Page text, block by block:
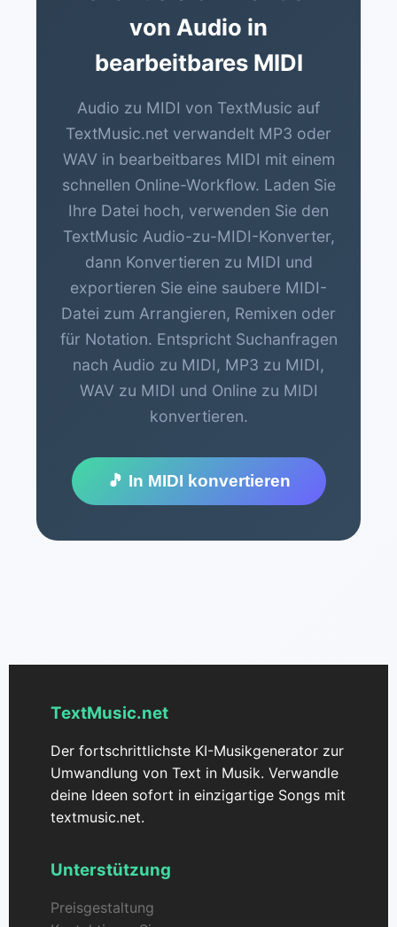
von Audio in
bearbeitbares MIDI
Audio zu MIDI von TextMusic auf
TextMusic.net verwandelt MP3 oder
WAV in bearbeitbares MIDI mit einem
schnellen Online-Workflow. Laden Sie
Ihre Datei hoch, verwenden Sie den
TextMusic Audio-zu-MIDI-Konverter,
dann Konvertieren zu MIDI und
exportieren Sie eine saubere MIDI-
Datei zum Arrangieren, Remixen oder
für Notation. Entspricht Suchanfragen
nach Audio zu MIDI, MP3 zu MIDI,
WAV zu MIDI und Online zu MIDI
konvertieren.
🎵 In MIDI konvertieren
TextMusic.net
Der fortschrittlichste KI-Musikgenerator zur
Umwandlung von Text in Musik. Verwandle
deine Ideen sofort in einzigartige Songs mit
textmusic.net.
Unterstützung
Preisgestaltung